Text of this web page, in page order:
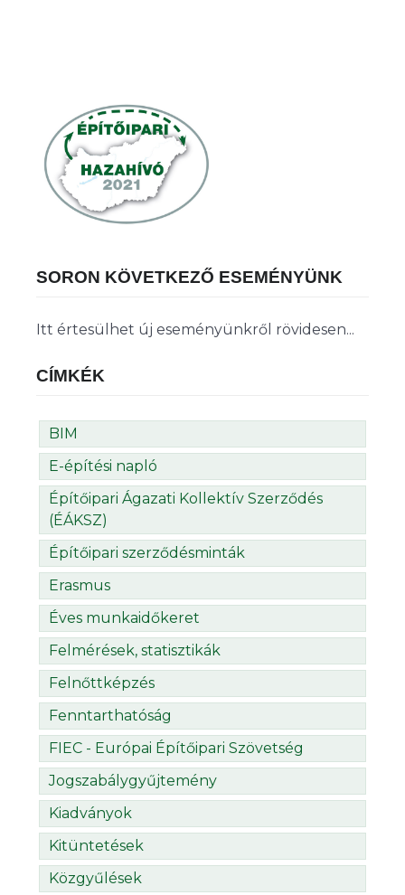
SORON KÖVETKEZŐ ESEMÉNYÜNK
Itt értesülhet új eseményünkről rövidesen...
CÍMKÉK
BIM
E-építési napló
Építőipari Ágazati Kollektív Szerződés
(ÉÁKSZ)
Építőipari szerződésminták
Erasmus
Éves munkaidőkeret
Felmérések, statisztikák
Felnőttképzés
Fenntarthatóság
FIEC - Európai Építőipari Szövetség
Jogszabálygyűjtemény
Kiadványok
Kitüntetések
Közgyűlések